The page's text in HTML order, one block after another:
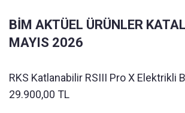
BİM AKTÜEL ÜRÜNLER
MAYIS 2026
RKS Katlanabilir RSIII Pro X Elektrikli
29.900,00 TL